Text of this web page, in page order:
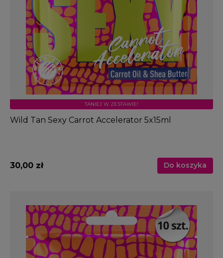
TANIEJ W ZESTAWIE!
Wild Tan Sexy Carrot Accelerator 5x15ml
30,00 zł Do koszyka